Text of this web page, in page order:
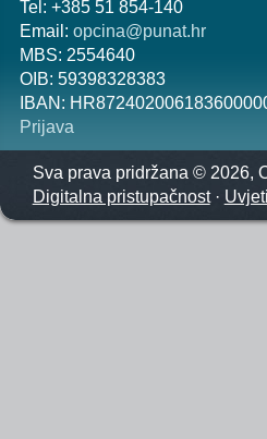
Tel: +385 51 854-140
Email: opcina@punat.hr
MBS: 2554640
OIB: 59398328383
IBAN:
Prijava
Sva prava pridržana © 2026,
Digitalna pristupačnost·